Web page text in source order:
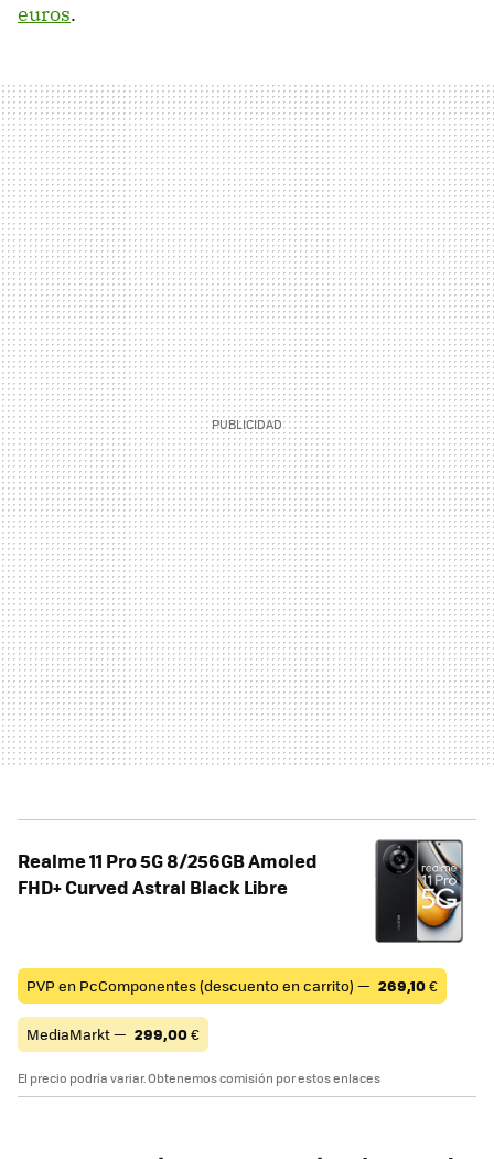
euros.
Realme 11 Pro 5G 8/256GB Amoled
FHD+ Curved Astral Black Libre
PVP en PcComponentes (descuento en carrito) — 269,10€
MediaMarkt — 299,00€
El precio podría variar. Obtenemos comisión por estos enlaces